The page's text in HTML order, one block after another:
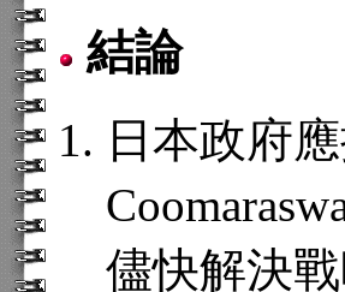
結論
日本政府
儘快解決